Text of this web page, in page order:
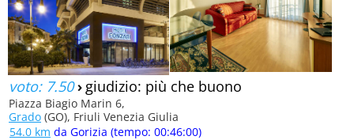
voto: 7.50› giudizio: più che buono
Piazza Biagio Marin 6,
Grado (GO), Friuli Venezia Giulia
54.0 km da Gorizia (tempo: 00:46:00)